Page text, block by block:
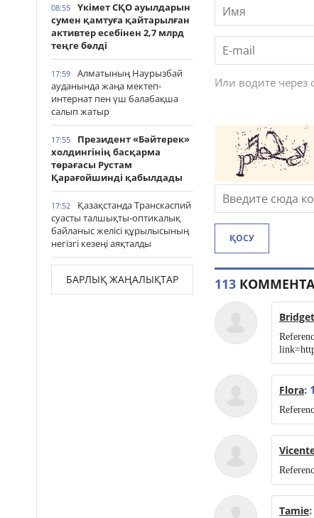
08:55
Үкімет СҚО ауылдарын
сумен қамтуға қайтарылған
активтер есебінен 2,7 млрд
теңге бөлді
17:59
Алматының Наурызбай
ауданында жаңа мектеп-
интернат пен үш балабақша
салып жатыр
17:55
Президент «Бәйтерек»
холдингінің басқарма
төрағасы Рустам
Қарағойшинді қабылдады
17:52
Қазақстанда Транскаспий
суасты талшықты-оптикалық
байланыс желісі құрылысының
негізгі кезеңі аяқталды
БАРЛЫҚ ЖАҢАЛЫҚТАР
Или водите через
ҚОСУ
113
Flora:
Tamie